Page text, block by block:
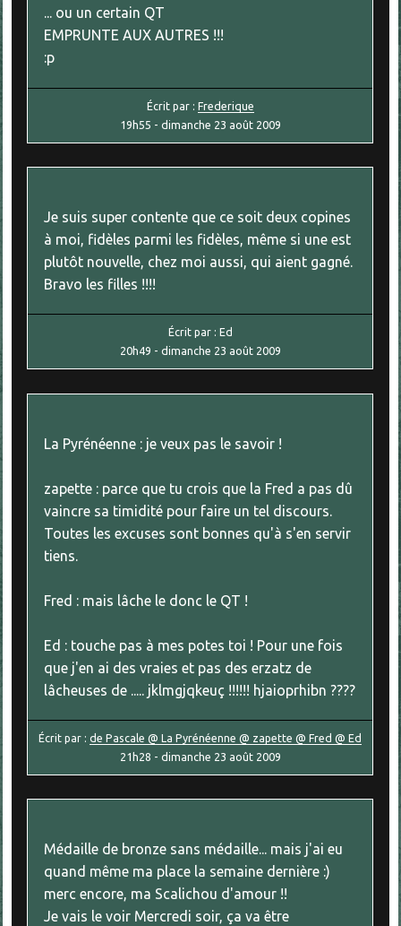
... ou un certain QT
EMPRUNTE AUX AUTRES !!!
:p
Écrit par : Frederique
19h55 - dimanche 23 août 2009
Je suis super contente que ce soit deux copines
à moi, fidèles parmi les fidèles, même si une est
plutôt nouvelle, chez moi aussi, qui aient gagné.
Bravo les filles !!!!
Écrit par : Ed
20h49 - dimanche 23 août 2009
La Pyrénéenne : je veux pas le savoir !
zapette : parce que tu crois que la Fred a pas dû
vaincre sa timidité pour faire un tel discours.
Toutes les excuses sont bonnes qu'à s'en servir
tiens.
Fred : mais lâche le donc le QT !
Ed : touche pas à mes potes toi ! Pour une fois
que j'en ai des vraies et pas des erzatz de
lâcheuses de ..... jklmgjqkeuç !!!!!! hjaioprhibn ????
Écrit par :de Pascale @ La Pyrénéenne @ zapette @ Fred @ Ed
21h28 - dimanche 23 août 2009
Médaille de bronze sans médaille... mais j'ai eu
quand même ma place la semaine dernière :)
merc encore, ma Scalichou d'amour !!
Je vais le voir Mercredi soir, ça va être